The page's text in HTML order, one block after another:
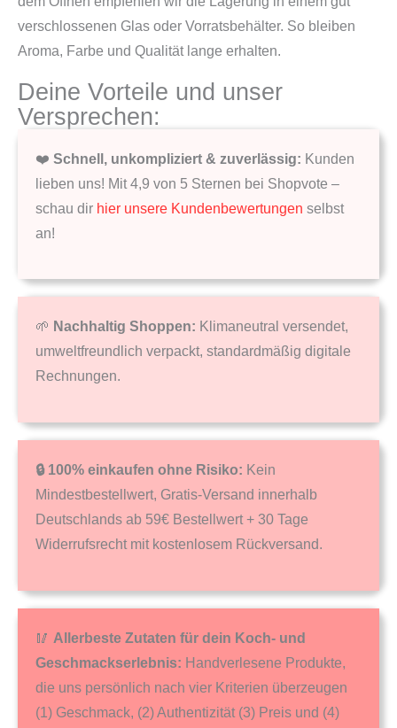
verschlossenen Glas oder Vorratsbehälter. So bleiben
Aroma, Farbe und Qualität lange erhalten.
Deine Vorteile und unser
Versprechen:
❤️ Schnell, unkompliziert & zuverlässig: Kunden
lieben uns! Mit 4,9 von 5 Sternen bei Shopvote –
schau dir hier unsere Kundenbewertungen selbst
an!
🌱 Nachhaltig Shoppen: Klimaneutral versendet,
umweltfreundlich verpackt, standardmäßig digitale
Rechnungen.
🔒 100% einkaufen ohne Risiko: Kein
Mindestbestellwert, Gratis-Versand innerhalb
Deutschlands ab 59€ Bestellwert + 30 Tage
Widerrufsrecht mit kostenlosem Rückversand.
🥢 Allerbeste Zutaten für dein Koch- und
Geschmackserlebnis: Handverlesene Produkte,
die uns persönlich nach vier Kriterien überzeugen
(1) Geschmack, (2) Authentizität (3) Preis und (4)